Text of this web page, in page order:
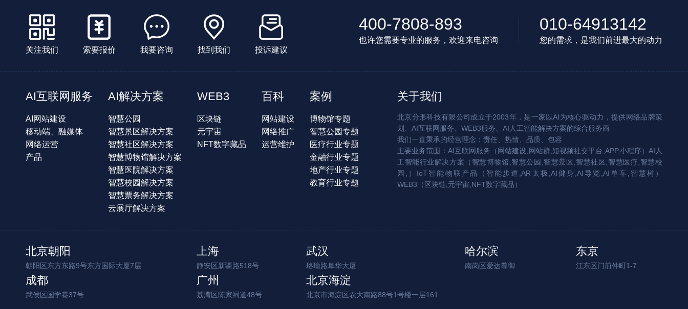
关注我们 索要报价 我要咨询 找到我们 投诉建议
400-7808-893
也许您需要专业的服务，欢迎来电咨询
010-64913142
您的需求，是我们前进最大的动力
AI互联网服务
AI网站建设
移动端、融媒体
网络运营
产品
AI解决方案
智慧公园
智慧景区解决方案
智慧社区解决方案
智慧博物馆解决方案
智慧医院解决方案
智慧校园解决方案
智慧票务解决方案
云展厅解决方案
WEB3
区块链
元宇宙
NFT数字藏品
百科
网站建设
网络推广
运营维护
案例
博物馆专题
智慧公园专题
医疗行业专题
金融行业专题
地产行业专题
教育行业专题
关于我们
北京分形科技有限公司成立于2003年，是一家以AI为核心驱动力，提供网络品牌策
划、AI互联网服务、WEB3服务、AI人工智能解决方案的综合服务商
我们一直秉承的经营理念：责任、热情、品质、包容
主要业务范围：AI互联网服务（网站建设,网站群,短视频社交平台,APP,小程序）AI人
工智能行业解决方案（智慧博物馆,智慧公园,智慧景区,智慧社区,智慧医疗,智慧校
园,）IoT智能物联产品（智能步道,AR太极,AI健身,AI导览,AI单车,智慧树）
WEB3（区块链,元宇宙,NFT数字藏品）
北京朝阳
朝阳区东方东路9号东方国际大厦7层
上海
静安区新疆路518号
武汉
珞瑜路阜华大厦
哈尔滨
南岗区爱达尊御
东京
江东区门前仲町1-7
成都
武侯区国学巷37号
广州
荔湾区陈家祠道48号
北京海淀
北京市海淀区农大南路88号1号楼一层161